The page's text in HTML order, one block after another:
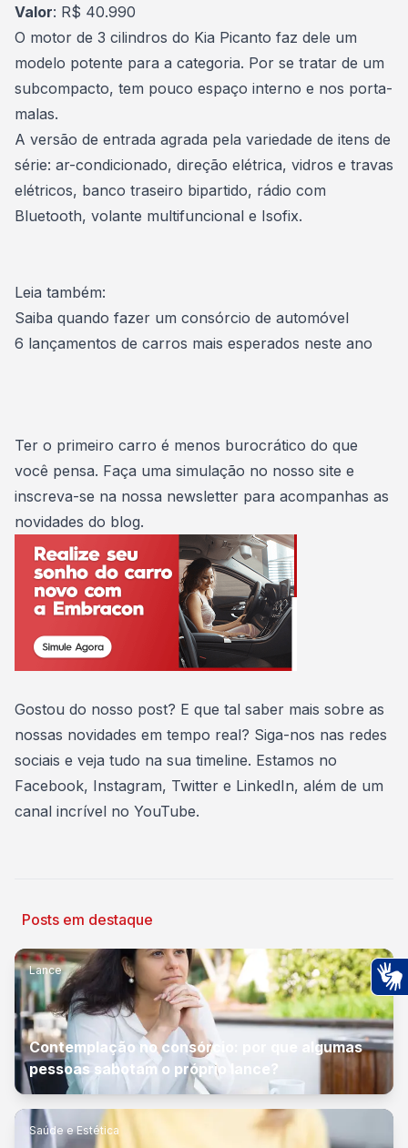
Valor: R$ 40.990
O motor de 3 cilindros do Kia Picanto faz dele um
modelo potente para a categoria. Por se tratar de um
subcompacto, tem pouco espaço interno e nos porta-
malas.
A versão de entrada agrada pela variedade de itens de
série: ar-condicionado, direção elétrica, vidros e travas
elétricos, banco traseiro bipartido, rádio com
Bluetooth, volante multifuncional e Isofix.
Leia também:
Saiba quando fazer um consórcio de automóvel
6 lançamentos de carros mais esperados neste ano
Ter o primeiro carro é menos burocrático do que
você pensa. Faça uma simulação no nosso site e
inscreva-se na nossa newsletter para acompanhas as
novidades do blog.
Gostou do nosso post? E que tal saber mais sobre as
nossas novidades em tempo real? Siga-nos nas redes
sociais e veja tudo na sua timeline. Estamos no
Facebook, Instagram, Twitter e LinkedIn, além de um
canal incrível no YouTube.
Posts em destaque
Lance
Contemplação no consórcio: por que algumas
pessoas sabotam o próprio lance?
Saúde e Estética